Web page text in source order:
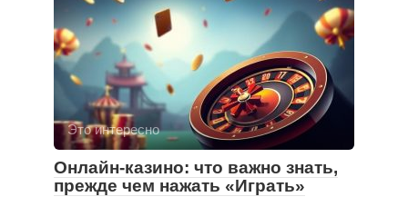
Это интересно
Онлайн-казино: что важно знать,
прежде чем нажать «Играть»